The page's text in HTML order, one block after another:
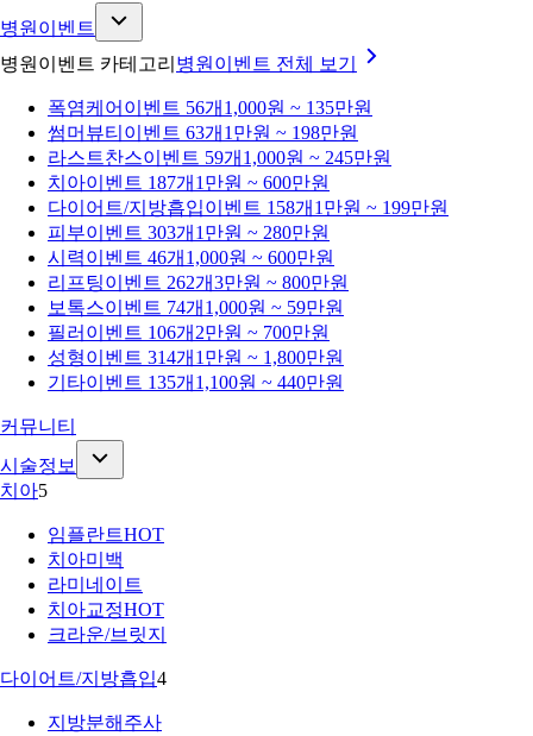
병원이벤트
병원이벤트 카테고리 병원이벤트 전체 보기
폭염케어 이벤트 56개 1,000원 ~ 135만원
썸머뷰티 이벤트 63개 1만원 ~ 198만원
라스트찬스이벤트 59개 1,000원 ~ 245만원
치아이벤트 187개 1만원 ~ 600만원
다이어트/지방흡입이벤트 158개 1만원 ~ 199만원
피부이벤트 303개 1만원 ~ 280만원
시력이벤트 46개 1,000원 ~ 600만원
리프팅이벤트 262개3만원 ~ 800만원
보톡스이벤트 74개 1,000원 ~ 59만원
필러 이벤트 106개 2만원 ~ 700만원
성형이벤트 314개 1만원 ~ 1,800만원
기타이벤트 135개 1,100원 ~ 440만원
커뮤니티
시술정보
치아5
임플란트HOT
치아미백
라미네이트
치아교정HOT
크라운/브릿지
다이어트/지방흡입4
지방분해주사